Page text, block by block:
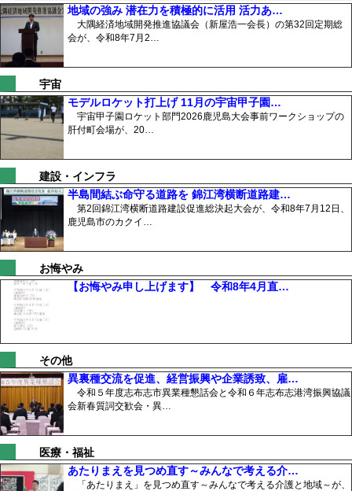
地域の強み 潜在力を積極的に活用 活力あ…
大隅経済地域開発推進協議会（新屋浩一会長）の第32回定期総
会が、令和8年7月2…
宇宙
モデルロケット打上げ 11月の宇宙甲子園…
宇宙甲子園ロケット部門2026鹿児島大会事前ワークショップの
肝付町会場が、20…
建設・インフラ
半島間結ぶ命守る道路を 錦江湾横断道路建…
第2回錦江湾横断道路建設促進総決起大会が、令和8年7月12日、
鹿児島市のカクイ…
お悔やみ
【お悔やみ申し上げます】 令和8年4月直…
その他
異裏種交流を促進、経営振興や企業誘致、雇…
令和５年度志布志市異業種懇話会と令和６年志布志港湾振興協議
会新春質詞交歓会・異…
医療・福祉
あたりまえを見つめ直す～みんなで考える介…
「あたりまえ」を見つめ直す～みんなで考える介護と地域～が、